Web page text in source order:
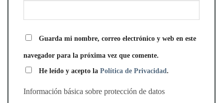
Guarda mi nombre, correo electrónico y web en este
navegador para la próxima vez que comente.
He leído y acepto la Política de Privacidad.
Información básica sobre protección de datos